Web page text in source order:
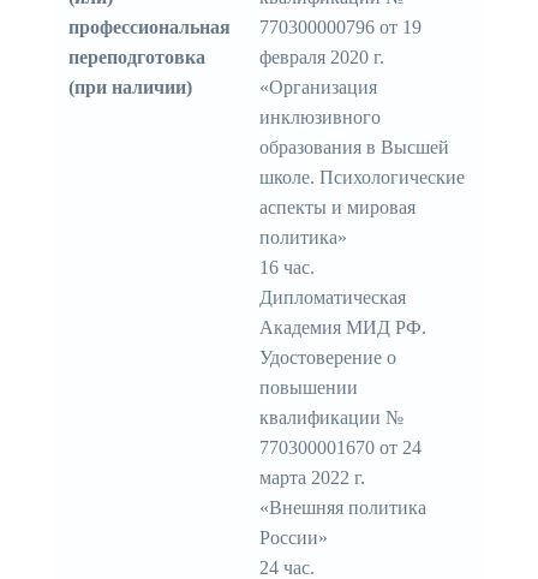
профессиональная
переподготовка
(при наличии)
770300000796 от 19
февраля 2020 г.
«Организация
инклюзивного
образования в Высшей
школе. Психологические
аспекты и мировая
политика»
16 час.
Дипломатическая
Академия МИД РФ.
Удостоверение о
повышении
квалификации №
770300001670 от 24
марта 2022 г.
«Внешняя политика
России»
24 час.